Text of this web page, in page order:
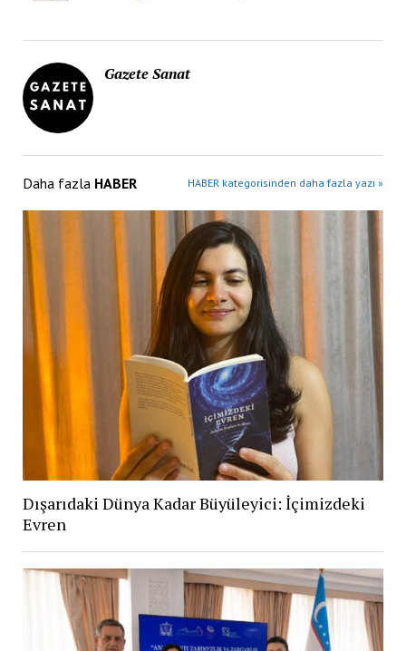
Gazete Sanat
Daha fazla HABER HABER kategorisinden daha fazla yazı »
Dışarıdaki Dünya Kadar Büyüleyici: İçimizdeki
Evren